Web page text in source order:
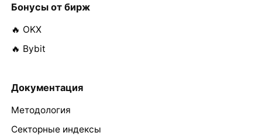
Бонусы от бирж
🔥 OKX
🔥 Bybit
Документация
Методология
Секторные индексы